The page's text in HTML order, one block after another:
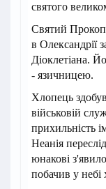
святого
Святий
в Олександрії
Діоклетіана.
- язичницею.
Хлопець
військовій
прихильність
Неанія
юнакові
побачив у небі